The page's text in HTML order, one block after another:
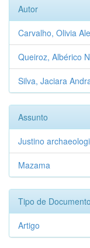
Autor
Carvalho, Olivia
Queiroz, Albérico
Silva, Jaciara
Assunto
Justino
Mazama
Tipo de Documento
Artigo